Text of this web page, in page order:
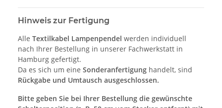
Hinweis zur Fertigung
Alle Textilkabel Lampenpendel werden individuell
nach Ihrer Bestellung in unserer Fachwerkstatt in
Hamburg gefertigt.
Da es sich um eine Sonderanfertigung handelt, sind
Rückgabe und Umtausch ausgeschlossen.
Bitte geben Sie bei Ihrer Bestellung die gewünschte